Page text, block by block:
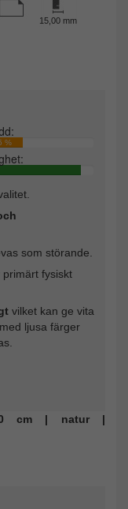
15,00 mm
%
som störande.
primärt fysiskt
vilket kan ge vita
ljusa färger
cm | natur |